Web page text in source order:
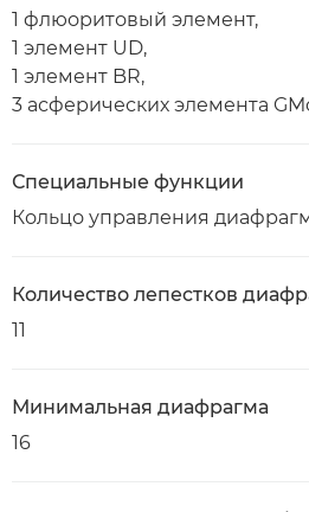
1 флюоритовый элемент,
1 элемент UD,
1 элемент BR,
3 асферических элемента
Специальные функции
Кольцо управления
Количество лепестков
11
Минимальная диафрагма
16